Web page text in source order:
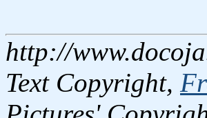
http://
Text Copyright,